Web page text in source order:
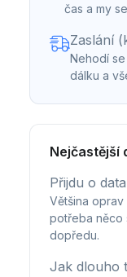
čas a my
Zaslání
Nehodí
dálku a
Nejčastější
Přijdu o
Většina
potřeba něco
dopředu.
Jak dlouho